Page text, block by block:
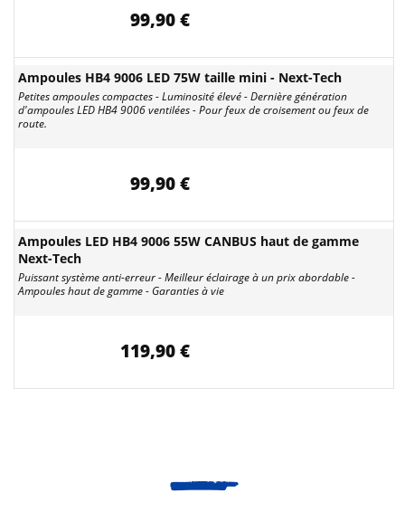
99,90 €
Ampoules HB4 9006 LED 75W taille mini - Next-Tech
Petites ampoules compactes - Luminosité élevé - Dernière génération
d'ampoules LED HB4 9006 ventilées - Pour feux de croisement ou feux de
route.
99,90 €
Ampoules LED HB4 9006 55W CANBUS haut de gamme
Next-Tech
Puissant système anti-erreur - Meilleur éclairage à un prix abordable -
Ampoules haut de gamme - Garanties à vie
119,90 €